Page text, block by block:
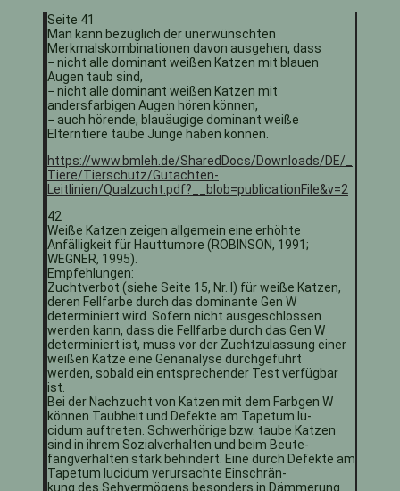
Seite 41
Man kann bezüglich der unerwünschten
Merkmalskombinationen davon ausgehen, dass
− nicht alle dominant weißen Katzen mit blauen
Augen taub sind,
− nicht alle dominant weißen Katzen mit
andersfarbigen Augen hören können,
− auch hörende, blauäugige dominant weiße
Elterntiere taube Junge haben können.
https://www.bmleh.de/SharedDocs/Downloads/DE/_
Tiere/Tierschutz/Gutachten-
Leitlinien/Qualzucht.pdf?__blob=publicationFile&v=2
42
Weiße Katzen zeigen allgemein eine erhöhte
Anfälligkeit für Hauttumore (ROBINSON, 1991;
WEGNER, 1995).
Empfehlungen:
Zuchtverbot (siehe Seite 15, Nr. I) für weiße Katzen,
deren Fellfarbe durch das dominante Gen W
determiniert wird. Sofern nicht ausgeschlossen
werden kann, dass die Fellfarbe durch das Gen W
determiniert ist, muss vor der Zuchtzulassung einer
weißen Katze eine Genanalyse durchgeführt
werden, sobald ein entsprechender Test verfügbar
ist.
Bei der Nachzucht von Katzen mit dem Farbgen W
können Taubheit und Defekte am Tapetum lu-
cidum auftreten. Schwerhörige bzw. taube Katzen
sind in ihrem Sozialverhalten und beim Beute-
fangverhalten stark behindert. Eine durch Defekte am
Tapetum lucidum verursachte Einschrän-
kung des Sehvermögens besonders in Dämmerung